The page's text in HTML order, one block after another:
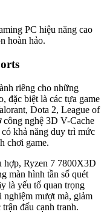
PC hiệu năng cao
hoàn hảo.
riêng cho những
đặc biệt là các tựa game
Dota 2, League of
nghệ 3D V-Cache
khả năng duy trì mức
chơi game.
hợp, Ryzen 7 7800X3D
màn hình tần số quét
là yếu tố quan trọng
nghiệm mượt mà, giảm
đấu cạnh tranh.